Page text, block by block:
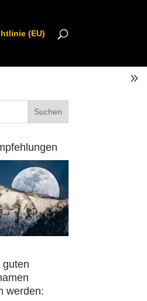
(EU)
guten
werden: